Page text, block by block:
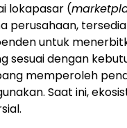
lokapasar (
perusahaan,
untuk
sesuai dengan
memperoleh
Saat ini,